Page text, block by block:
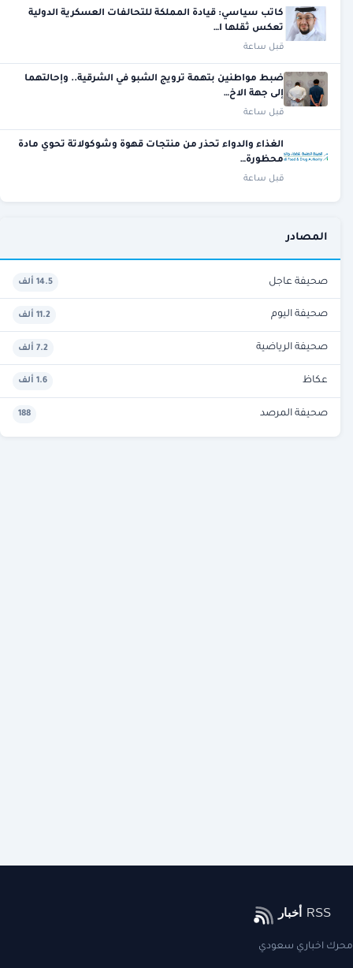
كاتب سياسي: قيادة المملكة للتحالفات العسكرية الدولية
تعكس ثقلها ا…
قبل ساعة
ضبط مواطنين بتهمة ترويج الشبو في الشرقية.. وإحالتهما
إلى جهة الاخ…
قبل ساعة
الغذاء والدواء تحذر من منتجات قهوة وشوكولاتة تحوي مادة
محظورة…
قبل ساعة
المصادر
صحيفة عاجل 14.5 ألف
صحيفة اليوم 11.2 ألف
صحيفة الرياضية 7.2 ألف
عكاظ 1.6 ألف
صحيفة المرصد 188
محرك اخباري سعودي